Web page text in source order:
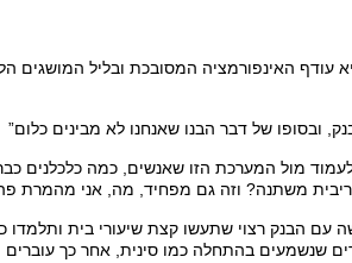
עודף האינפורמציה המסובכת ובליל המושגים
ובסופו של דבר הבנו שאנחנו לא מבינים כלום”
לעמוד מול המערכת הזו שאנשים, כמה כלכלנים
משתנה? וזה גם מפחיד, מה, אני מהמרת
עם הבנק רצוי שתעשו קצת שיעורי בית
שנשמעים בהתחלה כמו סינית, אחר כך